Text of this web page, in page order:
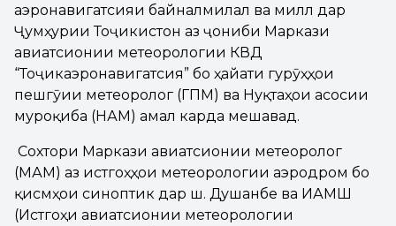
аэронавигатсияи байналмилалӣ ва миллӣ дар
Ҷумҳурии Тоҷикистон аз ҷониби Маркази
авиатсионии метеорологии КВД
“Тоҷикаэронавигатсия” бо ҳайати гурӯҳҳои
пешгӯии метеорологӣ (ГПМ) ва Нуқтаҳои асосии
муроқиба (НАМ) амалӣ карда мешавад.
Сохтори Маркази авиатсионии метеоролог
(МАМ) аз истгоҳҳои метеорологии аэродромӣ бо
қисмҳои синоптикӣ дар ш. Душанбе ва ИАМШ
(Истгоҳи авиатсионии метеорологии